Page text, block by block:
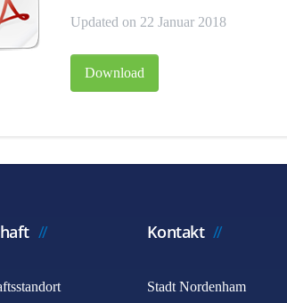
Updated on 22 Januar 2018
Download
Kontakt
Stadt Nordenham